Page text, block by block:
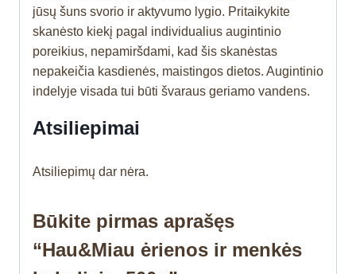
jūsų šuns svorio ir aktyvumo lygio. Pritaikykite
skanėsto kiekį pagal individualius augintinio
poreikius, nepamiršdami, kad šis skanėstas
nepakeičia kasdienės, maistingos dietos. Augintinio
indelyje visada tui būti švaraus geriamo vandens.
Atsiliepimai
Atsiliepimų dar nėra.
Būkite pirmas aprašęs
“Hau&Miau ėrienos ir menkės